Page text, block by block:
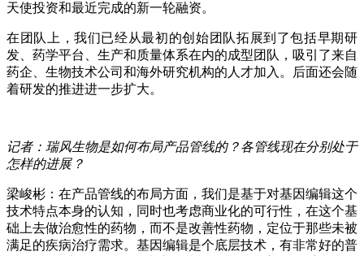
天使投资和最近完成的新一轮融资。
在团队上，我们已经从最初的创始团队拓展到了包括早期研
发、药学平台、生产和质量体系在内的成型团队，吸引了来自
药企、生物技术公司和海外研究机构的人才加入。后面还会随
着研发的推进进一步扩大。
记者：瑞风生物是如何布局产品管线的？各管线现在分别处于
怎样的进展？
梁峻彬：在产品管线的布局方面，我们是基于对基因编辑这个
技术特点本身的认知，同时也考虑商业化的可行性，在这个基
础上去做治愈性的药物，而不是改善性药物，定位于那些未被
满足的疾病治疗需求。基因编辑是个底层技术，有非常好的普